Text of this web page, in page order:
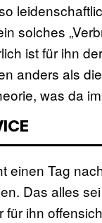
solches
ist für ihn
anders als
was da
einen Tag
Das alles
für ihn